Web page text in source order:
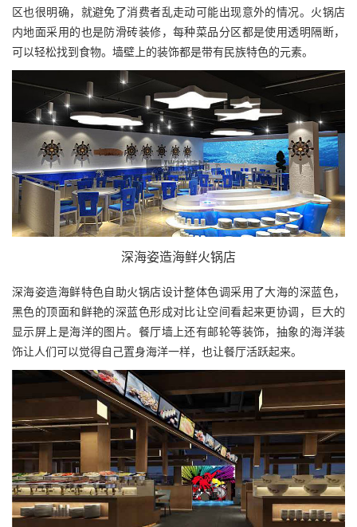
区也很明确，就避免了消费者乱走动可能出现意外的情况。火锅店
内地面采用的也是防滑砖装修，每种菜品分区都是使用透明隔断，
可以轻松找到食物。墙壁上的装饰都是带有民族特色的元素。
深海姿造海鲜火锅店
深海姿造海鲜特色自助火锅店设计整体色调采用了大海的深蓝色，
黑色的顶面和鲜艳的深蓝色形成对比让空间看起来更协调，巨大的
显示屏上是海洋的图片。餐厅墙上还有邮轮等装饰，抽象的海洋装
饰让人们可以觉得自己置身海洋一样，也让餐厅活跃起来。